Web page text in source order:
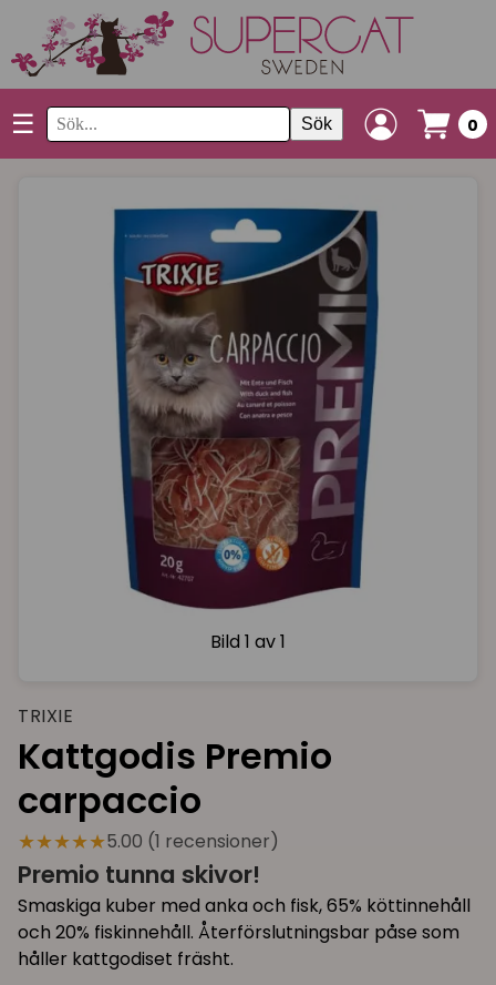
☰ Sök 0
Bild 1 av 1
TRIXIE
Kattgodis Premio
carpaccio
★★★★★5.00 (1 recensioner)
Premio tunna skivor!
Smaskiga kuber med anka och fisk, 65% köttinnehåll
och 20% fiskinnehåll. Återförslutningsbar påse som
håller kattgodiset fräsht.